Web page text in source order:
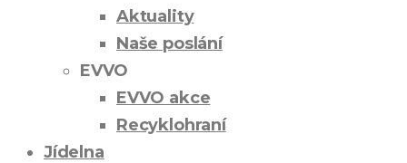
Aktuality
Naše poslání
EVVO
EVVO akce
Recyklohraní
Jídelna